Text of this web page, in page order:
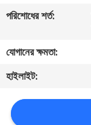
যোগাযোগ
উদ্ধৃতির
আবেদন
পরিশোধের শর্ত:
যোগানের ক্ষমতা:
হাইলাইট: